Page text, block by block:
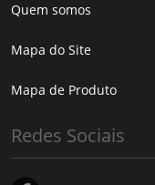
Quem somos
Mapa do Site
Mapa de Produto
Redes Sociais